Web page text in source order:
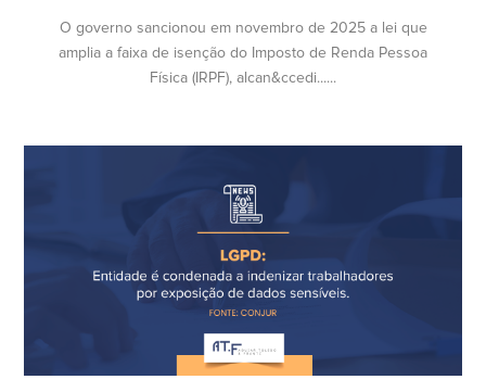
O governo sancionou em novembro de 2025 a lei que
amplia a faixa de isenção do Imposto de Renda Pessoa
Física (IRPF), alcan&ccedi......